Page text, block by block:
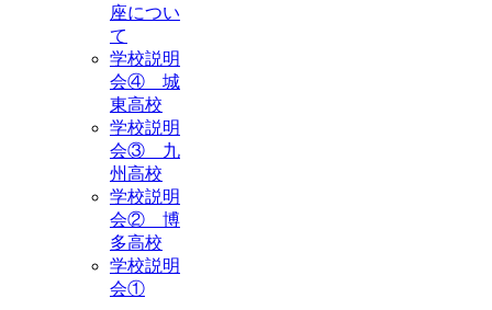
座につい
て
学校説明
会④ 城
東高校
学校説明
会③ 九
州高校
学校説明
会② 博
多高校
学校説明
会①